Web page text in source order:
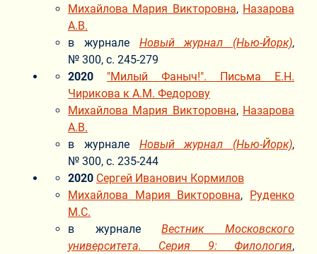
Михайлова Мария Викторовна, Назарова
А.В.
в журнале Новый журнал (Нью-Йорк),
№ 300, с. 245-279
2020 "Милый Фаныч!". Письма Е.Н.
Чирикова к А.М. Федорову
Михайлова Мария Викторовна, Назарова
А.В.
в журнале Новый журнал (Нью-Йорк),
№ 300, с. 235-244
2020 Сергей Иванович Кормилов
Михайлова Мария Викторовна,
Руденко
М.С.
в журналеВестник Московского
университета. Серия 9: Филология,